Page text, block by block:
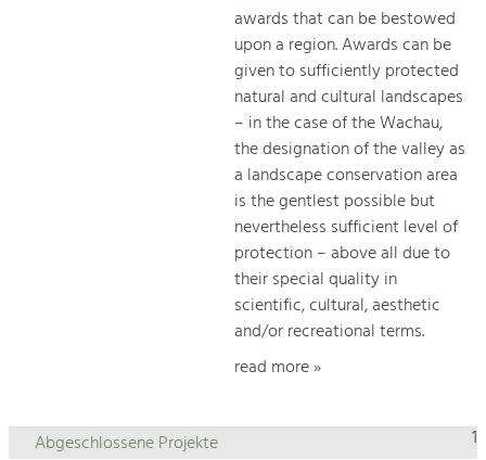
awards that can be bestowed
upon a region. Awards can be
given to sufficiently protected
natural and cultural landscapes
– in the case of the Wachau,
the designation of the valley as
a landscape conservation area
is the gentlest possible but
nevertheless sufficient level of
protection – above all due to
their special quality in
scientific, cultural, aesthetic
and/or recreational terms.
read more »
1
Abgeschlossene Projekte